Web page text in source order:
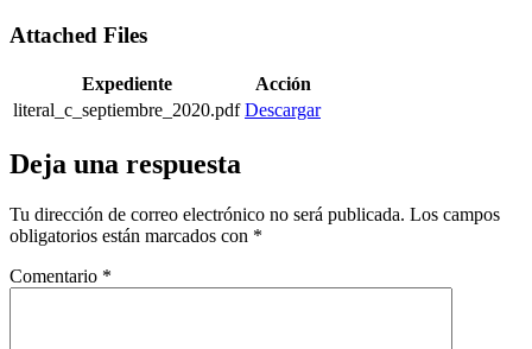
Attached Files
Expediente
Acción
literal_c_septiembre_2020.pdf Descargar
Deja una respuesta
Tu dirección de correo electrónico no será publicada. Los campos
obligatorios están marcados con *
Comentario *